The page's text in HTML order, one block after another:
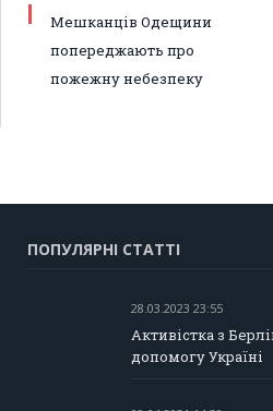
Мешканців Одещини
попереджають про
пожежну небезпеку
ПОПУЛЯРНІ СТАТТІ
28.03.2023 23:55
Активістка з
допомогу Україні